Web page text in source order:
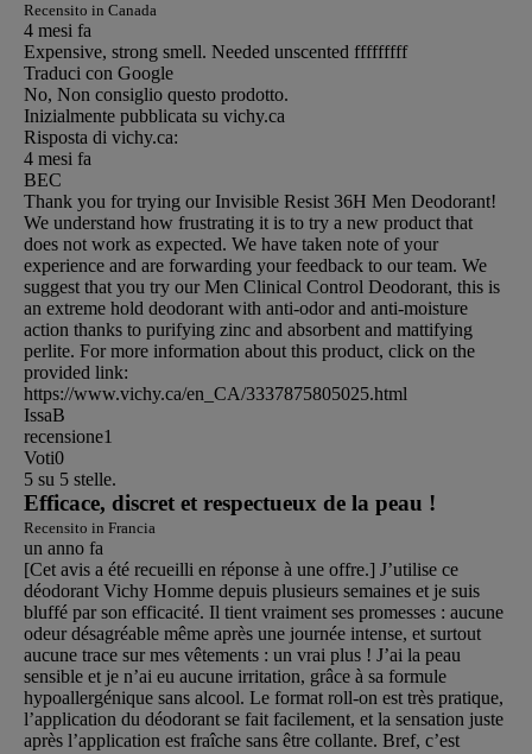
Recensito in Canada
4 mesi fa
Expensive, strong smell. Needed unscented fffffffff
Traduci con Google
No, Non consiglio questo prodotto.
Inizialmente pubblicata su vichy.ca
Risposta di vichy.ca:
4 mesi fa
BEC
Thank you for trying our Invisible Resist 36H Men Deodorant!
We understand how frustrating it is to try a new product that
does not work as expected. We have taken note of your
experience and are forwarding your feedback to our team. We
suggest that you try our Men Clinical Control Deodorant, this is
an extreme hold deodorant with anti-odor and anti-moisture
action thanks to purifying zinc and absorbent and mattifying
perlite. For more information about this product, click on the
provided link:
https://www.vichy.ca/en_CA/3337875805025.html
IssaB
recensione1
Voti0
5 su 5 stelle.
Efficace, discret et respectueux de la peau !
Recensito in Francia
un anno fa
[Cet avis a été recueilli en réponse à une offre.] J’utilise ce
déodorant Vichy Homme depuis plusieurs semaines et je suis
bluffé par son efficacité. Il tient vraiment ses promesses : aucune
odeur désagréable même après une journée intense, et surtout
aucune trace sur mes vêtements : un vrai plus ! J’ai la peau
sensible et je n’ai eu aucune irritation, grâce à sa formule
hypoallergénique sans alcool. Le format roll-on est très pratique,
l’application du déodorant se fait facilement, et la sensation juste
après l’application est fraîche sans être collante. Bref, c’est